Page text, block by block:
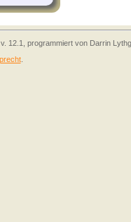
12.1, programmiert von Darrin
.